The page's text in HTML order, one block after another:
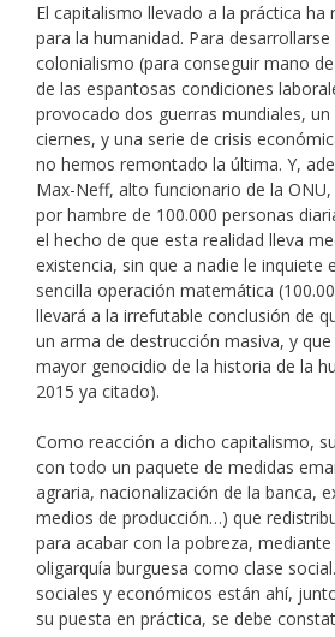
El capitalismo llevado a la práctica
para la humanidad. Para
colonialismo (para conseguir mano
de las espantosas condiciones
provocado dos guerras mundiales,
ciernes, y una serie de crisis
no hemos remontado la última. Y,
Max-Neff, alto funcionario de la
por hambre de 100.000 personas
el hecho de que esta realidad lleva
existencia, sin que a nadie le inquiete
sencilla operación matemática
llevará a la irrefutable conclusión de
un arma de destrucción masiva, y
mayor genocidio de la historia de la
2015 ya citado).
Como reacción a dicho capitalismo,
con todo un paquete de medidas
agraria, nacionalización de la banca,
medios de producción…) que
para acabar con la pobreza,
oligarquía burguesa como clase
sociales y económicos están ahí,
su puesta en práctica, se debe